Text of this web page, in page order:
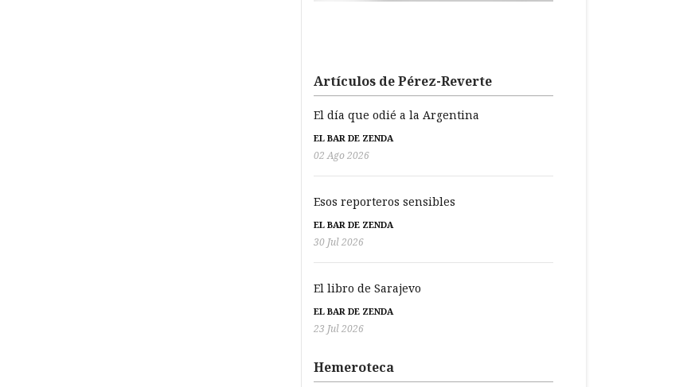
Artículos de Pérez-Reverte
El día que odié a la Argentina
EL BAR DE ZENDA
02 Ago 2026
Esos reporteros sensibles
EL BAR DE ZENDA
30 Jul 2026
El libro de Sarajevo
EL BAR DE ZENDA
23 Jul 2026
Hemeroteca